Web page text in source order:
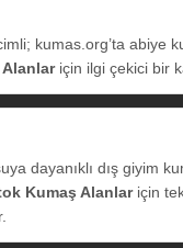
kumas.org’ta abiye
Alanlariçin ilgi çekici bir
dayanıklı dış giyim
Kumaş Alanlariçin